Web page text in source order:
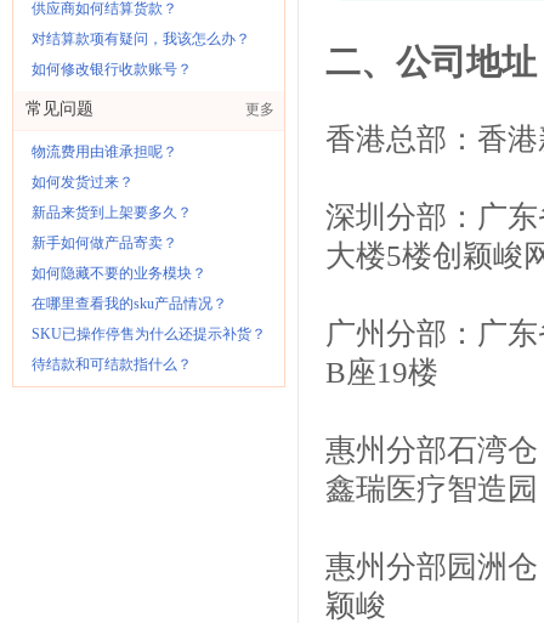
供应商如何结算货款？
对结算款项有疑问，我该怎么办？
如何修改银行收款账号？
常见问题 更多
物流费用由谁承担呢？
如何发货过来？
新品来货到上架要多久？
新手如何做产品寄卖？
如何隐藏不要的业务模块？
在哪里查看我的sku产品情况？
SKU已操作停售为什么还提示补货？
待结款和可结款指什么？
二、公司地址
香港总部：香
深圳分部：广
大楼5楼创颖峻
广州分部：广
B座19楼
惠州分部石湾
鑫瑞医疗智造
惠州分部园洲
颖峻